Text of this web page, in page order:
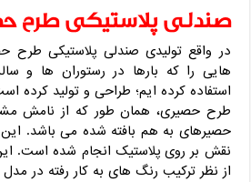
صندلی پلاستیکی طرح
در واقع تولیدی صندلی پلاستیکی طرح
هایی را که بارها در رستوران ها و
استفاده کرده ایم؛ طراحی و تولید کرده
طرح حصیری، همان طور که از نامش
حصیرهای به هم بافته شده می باشد. این
نقش بر روی پلاستیک انجام شده است.
از نظر ترکیب رنگ های به کار رفته در مدل